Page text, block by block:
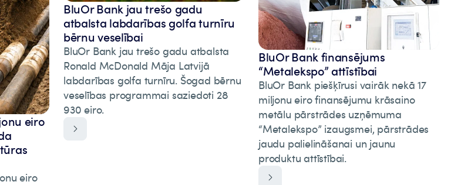
eiro
eiro
BluOr Bank jau trešo gadu
atbalsta labdarības golfa turnīru
bērnu veselībai
BluOr Bank jau trešo gadu atbalsta
Ronald McDonald Māja Latvijā
labdarības golfa turnīru. Šogad bērnu
veselības programmai saziedoti 28
930 eiro.
BluOr Bank finansējums
“Metalekspo” attīstībai
BluOr Bank piešķīrusi vairāk nekā 17
miljonu eiro finansējumu krāsaino
metālu pārstrādes uzņēmuma
“Metalekspo” izaugsmei, pārstrādes
jaudu palielināšanai un jaunu
produktu attīstībai.